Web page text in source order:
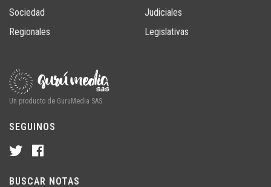
Sociedad
Regionales
Judiciales
Legislativas
Un producto de GuruMedia SAS
SEGUINOS
BUSCAR NOTAS